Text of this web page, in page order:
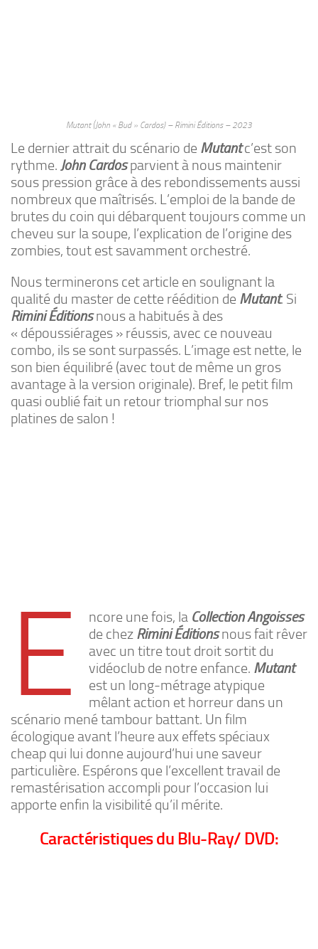
Mutant (John « Bud » Cardos) – Rimini Éditions – 2023
Le dernier attrait du scénario de Mutantc’est son
rythme. John Cardosparvient à nous maintenir
sous pression grâce à des rebondissements aussi
nombreux que maîtrisés. L’emploi de la bande de
brutes du coin qui débarquent toujours comme un
cheveu sur la soupe, l’explication de l’origine des
zombies, tout est savamment orchestré.
Nous terminerons cet article en soulignant la
qualité du master de cette réédition de Mutant. Si
Rimini Éditionsnous a habitués à des
« dépoussiérages » réussis, avec ce nouveau
combo, ils se sont surpassés. L’image est nette, le
son bien équilibré (avec tout de même un gros
avantage à la version originale). Bref, le petit film
quasi oublié fait un retour triomphal sur nos
platines de salon !
E ncore une fois, la Collection Angoisses
de chez Rimini Éditionsnous fait rêver
avec un titre tout droit sortit du
vidéoclub de notre enfance. Mutant
est un long-métrage atypique
mêlant action et horreur dans un
scénario mené tambour battant. Un film
écologique avant l’heure aux effets spéciaux
cheap qui lui donne aujourd’hui une saveur
particulière. Espérons que l’excellent travail de
remastérisation accompli pour l’occasion lui
apporte enfin la visibilité qu’il mérite.
Caractéristiques du Blu-Ray/ DVD: